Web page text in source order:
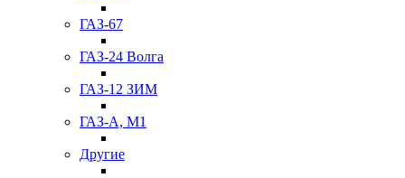
ГАЗ-67
ГАЗ-24 Волга
ГАЗ-12 ЗИМ
ГАЗ-А, М1
Другие